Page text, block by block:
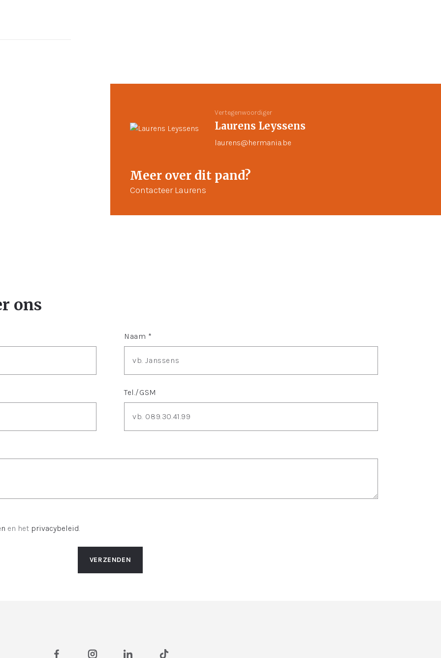
Vertegenwoordiger
Laurens Leyssens
laurens@hermania.be
Meer over dit pand?
Contacteer Laurens
ons
Naam *
Tel./GSM
en het privacybeleid.
VERZENDEN